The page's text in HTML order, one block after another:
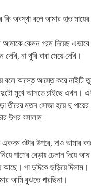
অবস্থা বলে আমার হাত
আমাকে কেমন গরম দিয়েছ
না থুরি বাবা মেয়ে দেখি।
বলে আস্তে আস্তে করে নাইটি
মুখে আসতে চাইছে এখন। এই
তীরের মতন সোজা হয়ে দু
উপর বসালাম।
ওটার উপরে, দাও আমার
পাশের বেড়ায় ঢেলান দিয়ে
পা দুদিকে ছড়িয়ে দিলাম।
আমি বুঝতে পারছিনা।